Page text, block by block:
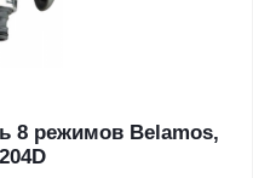
8 режимов Belamos,